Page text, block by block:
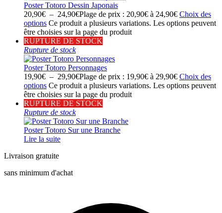
Poster Totoro Dessin Japonais
20,90€ – 24,90€Plage de prix : 20,90€ à 24,90€ Choix des
options Ce produit a plusieurs variations. Les options peuvent
être choisies sur la page du produit
RUPTURE DE STOCK
Rupture de stock
Poster Totoro Personnages
19,90€ – 29,90€Plage de prix : 19,90€ à 29,90€ Choix des
options Ce produit a plusieurs variations. Les options peuvent
être choisies sur la page du produit
RUPTURE DE STOCK
Rupture de stock
Poster Totoro Sur une Branche
Lire la suite
Livraison gratuite
sans minimum d'achat